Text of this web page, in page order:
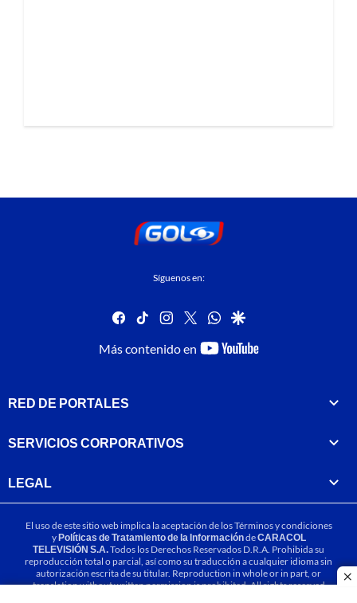
Síguenos en:
facebook
tiktok instagram
twitterwhatsapp
google
Más contenido en
youtube-
RED DE PORTALES
SERVICIOS CORPORATIVOS
LEGAL
El uso de este sitio web implica la aceptación de losTérminos y condiciones
yPolíticas de Tratamiento de la InformacióndeCARACOL
TELEVISIÓN S.A.Todos los Derechos Reservados D.R.A. Prohibida su
reproducción total o parcial, así como su traducción a cualquier idioma sin
autorización escrita de su titular. Reproduction in whole or in part, or
translation without written permission is prohibited. All rights reserved